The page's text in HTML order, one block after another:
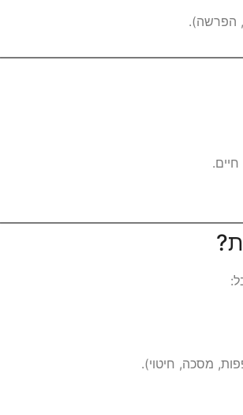
הפרשה).
מסכה, חיטוי).